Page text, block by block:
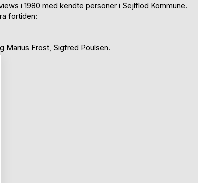
i 1980 med kendte personer i Sejlflod Kommune.
fortiden:
Marius Frost, Sigfred Poulsen.